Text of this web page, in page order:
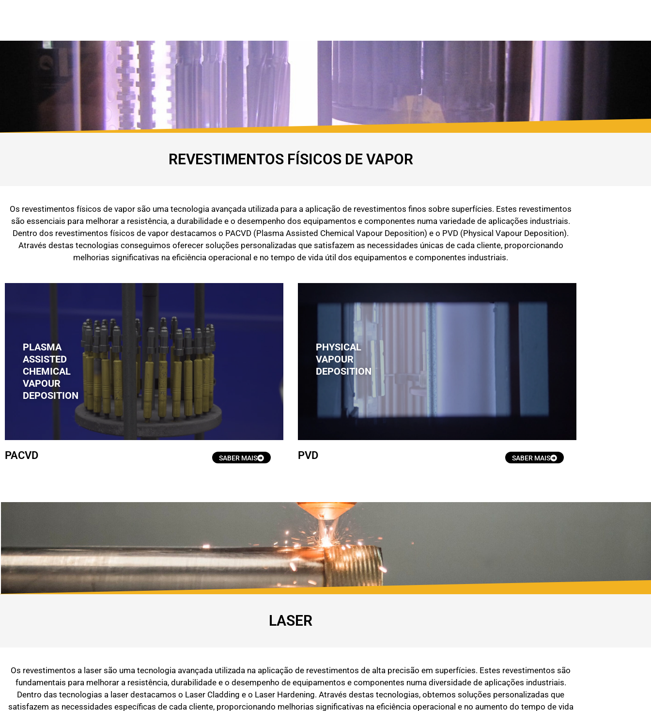
REVESTIMENTOS FÍSICOS DE VAPOR
Os revestimentos físicos de vapor são uma tecnologia avançada utilizada para a aplicação de revestimentos finos sobre superfícies. Estes revestimentos
são essenciais para melhorar a resistência, a durabilidade e o desempenho dos equipamentos e componentes numa variedade de aplicações industriais.
Dentro dos revestimentos físicos de vapor destacamos o PACVD (Plasma Assisted Chemical Vapour Deposition) e o PVD (Physical Vapour Deposition).
Através destas tecnologias conseguimos oferecer soluções personalizadas que satisfazem as necessidades únicas de cada cliente, proporcionando
melhorias significativas na eficiência operacional e no tempo de vida útil dos equipamentos e componentes industriais.
PLASMA
ASSISTED
CHEMICAL
VAPOUR
DEPOSITION
PACVD SABER MAIS
PHYSICAL
VAPOUR
DEPOSITION
PVD SABER MAIS
LASER
Os revestimentos a laser são uma tecnologia avançada utilizada na aplicação de revestimentos de alta precisão em superfícies. Estes revestimentos são
fundamentais para melhorar a resistência, durabilidade e o desempenho de equipamentos e componentes numa diversidade de aplicações industriais.
Dentro das tecnologias a laser destacamos o Laser Cladding e o Laser Hardening. Através destas tecnologias, obtemos soluções personalizadas que
satisfazem as necessidades específicas de cada cliente, proporcionando melhorias significativas na eficiência operacional e no aumento do tempo de vida